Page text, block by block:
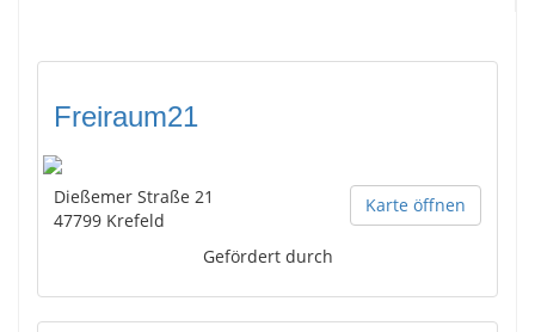
Freiraum21
Karte öffnen
Dießemer Straße 21
47799 Krefeld
Gefördert durch